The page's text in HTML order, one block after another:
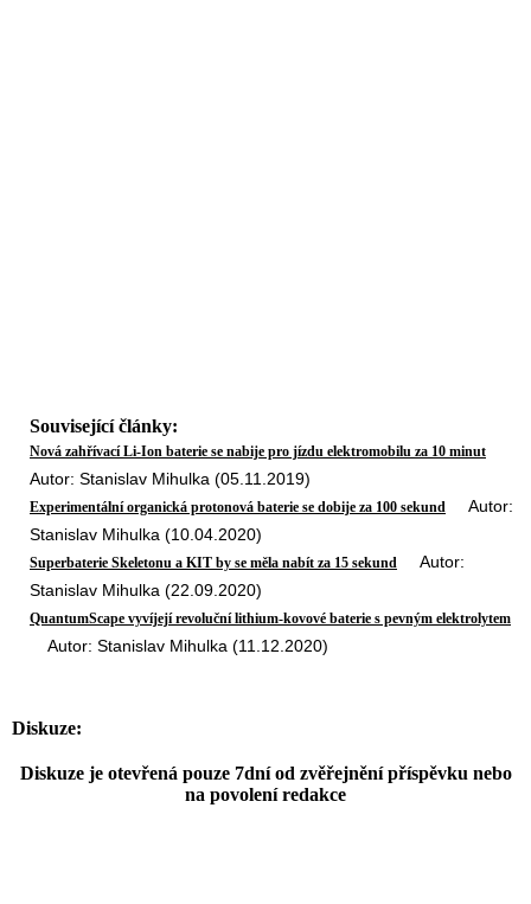
Související články:
Nová zahřívací Li-Ion baterie se nabije pro jízdu elektromobilu za 10 minut
Autor: Stanislav Mihulka (05.11.2019)
Experimentální organická protonová baterie se dobije za 100 sekund Autor:
Stanislav Mihulka (10.04.2020)
Superbaterie Skeletonu a KIT by se měla nabít za 15 sekund Autor:
Stanislav Mihulka (22.09.2020)
QuantumScape vyvíjejí revoluční lithium-kovové baterie s pevným elektrolytem
Autor: Stanislav Mihulka (11.12.2020)
Diskuze:
Diskuze je otevřená pouze 7dní od zvěřejnění příspěvku nebo
na povolení redakce